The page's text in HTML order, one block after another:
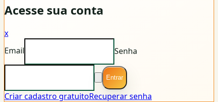
Acesse sua conta
x
Email
Senha
Entrar
Criar cadastro gratuitoRecuperar senha